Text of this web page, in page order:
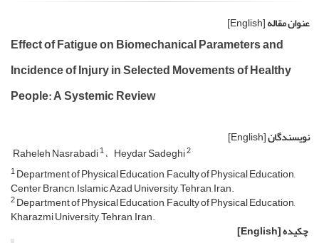
عنوان مقاله[English]
Effect of Fatigue on Biomechanical Parameters and
Incidence of Injury in Selected Movements of Healthy
People: A Systemic Review
نویسندگان[English]
Raheleh Nasrabadi1 Heydar Sadeghi2
1Department of Physical Education, Faculty of Physical Education,
Center Brancn, Islamic Azad University, Tehran, Iran.
2Department of Physical Education, Faculty of Physical Education,
Kharazmi University, Tehran, Iran.
چکیده[English]